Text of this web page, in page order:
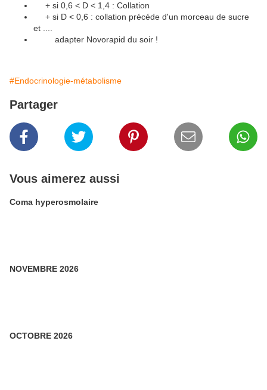
+ si 0,6 < D < 1,4 : Collation
+ si D < 0,6 : collation précéde d'un morceau de sucre
et ....
adapter Novorapid du soir !
#Endocrinologie-métabolisme
Partager
Vous aimerez aussi
Coma hyperosmolaire
NOVEMBRE 2026
OCTOBRE 2026